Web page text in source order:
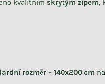
kvalitním skrytým zipem,
rozměr – 140x200 cm